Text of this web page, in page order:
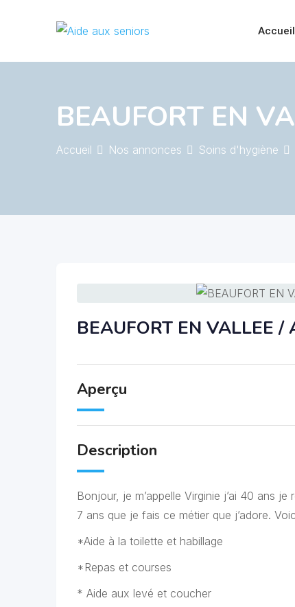
Accueil
BEAUFORT EN
Accueil Nos annonces Soins d'hygiène
BEAUFORT EN VALLEE
Aperçu
Description
Bonjour, je m’appelle Virginie j’ai 40 ans
7 ans que je fais ce métier que j’adore.
*Aide à la toilette et habillage
*Repas et courses
* Aide aux levé et coucher